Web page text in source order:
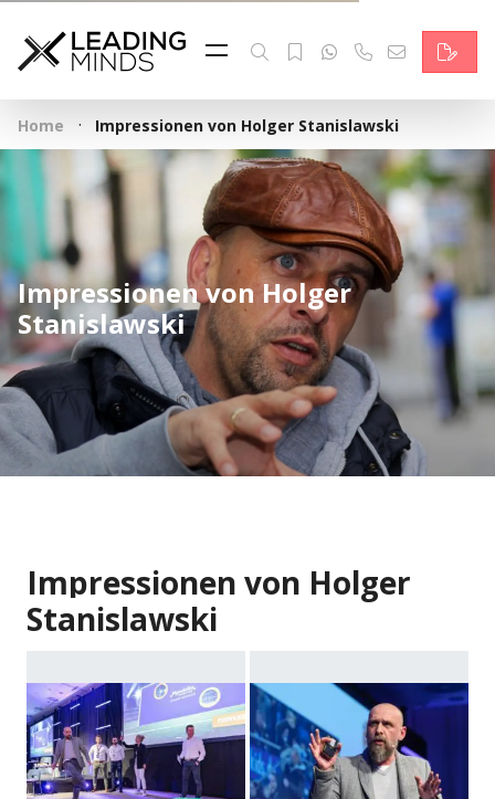
Feed & News
Reading Minds
Themen
Services
Wer wir sind
Kontakt
English
Home · Impressionen von Holger Stanislawski
Impressionen von Holger
Stanislawski
Impressionen von Holger
Stanislawski